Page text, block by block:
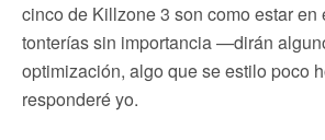
cinco de Killzone 3 son como estar en
tonterías sin importancia —dirán
optimización, algo que se estilo poco
responderé yo.